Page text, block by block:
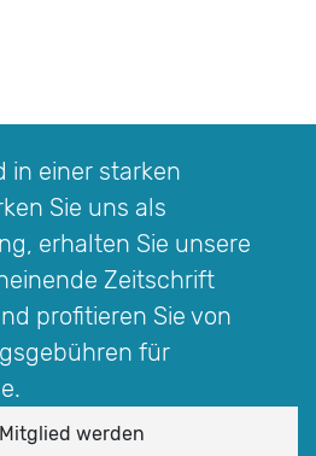
in einer starken
Sie uns als
erhalten Sie unsere
Zeitschrift
profitieren Sie von
für
werden